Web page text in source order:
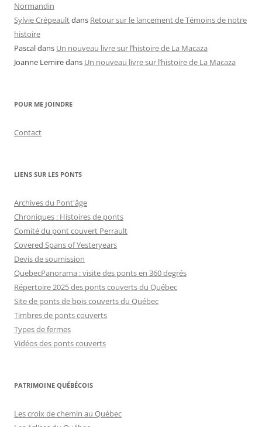
Normandin
Sylvie Crépeaultdans Retour sur le lancement de Témoins de notre
histoire
Pascaldans Un nouveau livre sur l’histoire de La Macaza
Joanne Lemiredans Un nouveau livre sur l’histoire de La Macaza
POUR ME JOINDRE
Contact
LIENS SUR LES PONTS
Archives du Pont'âge
Chroniques : Histoires de ponts
Comité du pont couvert Perrault
Covered Spans of Yesteryears
Devis de soumission
QuebecPanorama : visite des ponts en 360 degrés
Répertoire 2025 des ponts couverts du Québec
Site de ponts de bois couverts du Québec
Timbres de ponts couverts
Types de fermes
Vidéos des ponts couverts
PATRIMOINE QUÉBÉCOIS
Les croix de chemin au Québec